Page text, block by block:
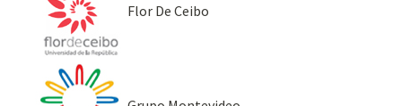
Flor De Ceibo